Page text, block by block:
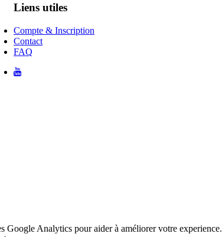
Liens utiles
Compte & Inscription
Contact
FAQ
Google Analytics pour aider à améliorer votre experience.